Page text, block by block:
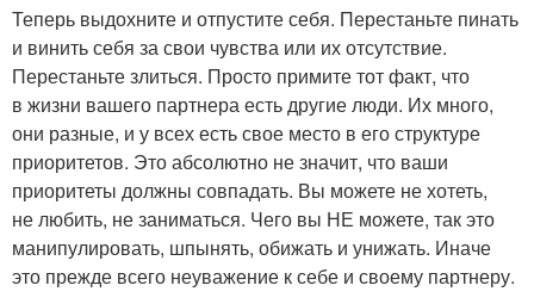
Теперь выдохните и отпустите себя. Перестаньте пинать
и винить себя за свои чувства или их отсутствие.
Перестаньте злиться. Просто примите тот факт, что
в жизни вашего партнера есть другие люди. Их много,
они разные, и у всех есть свое место в его структуре
приоритетов. Это абсолютно не значит, что ваши
приоритеты должны совпадать. Вы можете не хотеть,
не любить, не заниматься. Чего вы НЕ можете, так это
манипулировать, шпынять, обижать и унижать. Иначе
это прежде всего неуважение к себе и своему партнеру.